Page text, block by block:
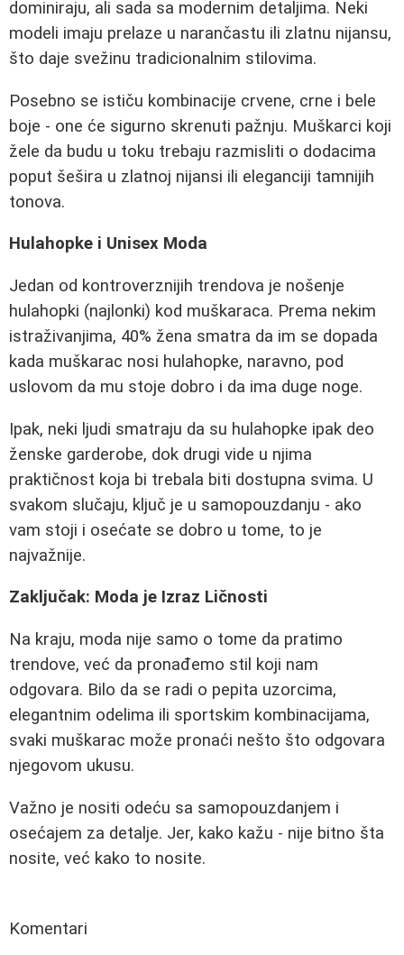
dominiraju, ali sada sa modernim detaljima. Neki
modeli imaju prelaze u narančastu ili zlatnu nijansu,
što daje svežinu tradicionalnim stilovima.
Posebno se ističu kombinacije crvene, crne i bele
boje - one će sigurno skrenuti pažnju. Muškarci koji
žele da budu u toku trebaju razmisliti o dodacima
poput šešira u zlatnoj nijansi ili eleganciji tamnijih
tonova.
Hulahopke i Unisex Moda
Jedan od kontroverznijih trendova je nošenje
hulahopki (najlonki) kod muškaraca. Prema nekim
istraživanjima, 40% žena smatra da im se dopada
kada muškarac nosi hulahopke, naravno, pod
uslovom da mu stoje dobro i da ima duge noge.
Ipak, neki ljudi smatraju da su hulahopke ipak deo
ženske garderobe, dok drugi vide u njima
praktičnost koja bi trebala biti dostupna svima. U
svakom slučaju, ključ je u samopouzdanju - ako
vam stoji i osećate se dobro u tome, to je
najvažnije.
Zaključak: Moda je Izraz Ličnosti
Na kraju, moda nije samo o tome da pratimo
trendove, već da pronađemo stil koji nam
odgovara. Bilo da se radi o pepita uzorcima,
elegantnim odelima ili sportskim kombinacijama,
svaki muškarac može pronaći nešto što odgovara
njegovom ukusu.
Važno je nositi odeću sa samopouzdanjem i
osećajem za detalje. Jer, kako kažu - nije bitno šta
nosite, već kako to nosite.
Komentari